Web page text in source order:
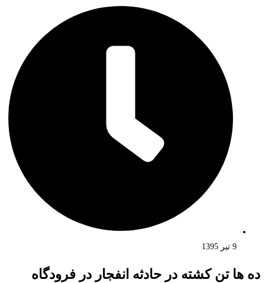
9 تیر 1395
ده ها تن کشته در حادثه انفجار در فرودگاه